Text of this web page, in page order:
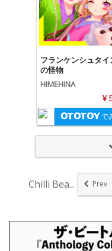
フランケンシュタイ
の怪物
HIMEHINA
¥
で
Chilli Bea... Prev